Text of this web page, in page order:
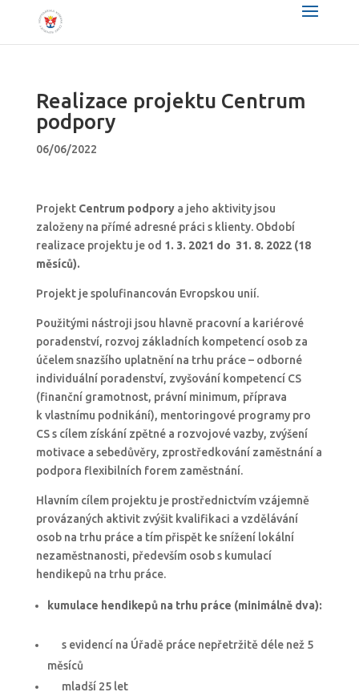
Realizace projektu Centrum
podpory
06/06/2022
Projekt Centrum podporya jeho aktivity jsou
založeny na přímé adresné práci s klienty. Období
realizace projektu je od 1. 3. 2021 do 31. 8. 2022 (18
měsíců).
Projekt je spolufinancován Evropskou unií.
Použitými nástroji jsou hlavně pracovní a kariérové
poradenství, rozvoj základních kompetencí osob za
účelem snazšího uplatnění na trhu práce – odborné
individuální poradenství, zvyšování kompetencí CS
(finanční gramotnost, právní minimum, příprava
k vlastnímu podnikání), mentoringové programy pro
CS s cílem získání zpětné a rozvojové vazby, zvýšení
motivace a sebedůvěry, zprostředkování zaměstnání a
podpora flexibilních forem zaměstnání.
Hlavním cílem projektu je prostřednictvím vzájemně
provázaných aktivit zvýšit kvalifikaci a vzdělávání
osob na trhu práce a tím přispět ke snížení lokální
nezaměstnanosti, především osob s kumulací
hendikepů na trhu práce.
kumulace hendikepů na trhu práce (minimálně dva):
s evidencí na Úřadě práce nepřetržitě déle než 5
měsíců
mladší 25 let